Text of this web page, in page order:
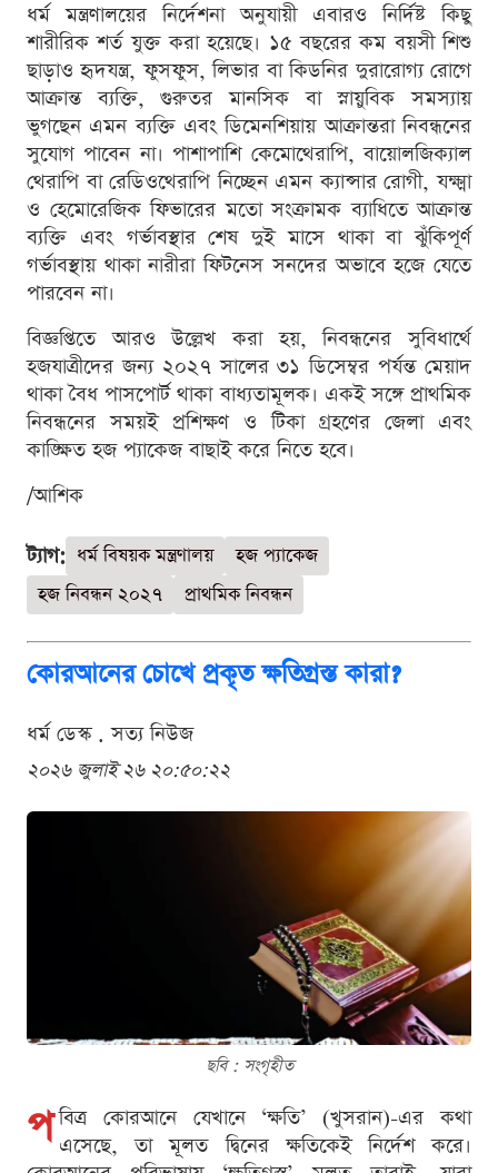
ধর্ম মন্ত্রণালয়ের নির্দেশনা অনুযায়ী এবারও নির্দিষ্ট কিছু
শারীরিক শর্ত যুক্ত করা হয়েছে। ১৫ বছরের কম বয়সী শিশু
ছাড়াও হৃদযন্ত্র, ফুসফুস, লিভার বা কিডনির দুরারোগ্য রোগে
আক্রান্ত ব্যক্তি, গুরুতর মানসিক বা স্নায়ুবিক সমস্যায়
ভুগছেন এমন ব্যক্তি এবং ডিমেনশিয়ায় আক্রান্তরা নিবন্ধনের
সুযোগ পাবেন না। পাশাপাশি কেমোথেরাপি, বায়োলজিক্যাল
থেরাপি বা রেডিওথেরাপি নিচ্ছেন এমন ক্যান্সার রোগী, যক্ষ্মা
ও হেমোরেজিক ফিভারের মতো সংক্রামক ব্যাধিতে আক্রান্ত
ব্যক্তি এবং গর্ভাবস্থার শেষ দুই মাসে থাকা বা ঝুঁকিপূর্ণ
গর্ভাবস্থায় থাকা নারীরা ফিটনেস সনদের অভাবে হজে যেতে
পারবেন না।
বিজ্ঞপ্তিতে আরও উল্লেখ করা হয়, নিবন্ধনের সুবিধার্থে
হজযাত্রীদের জন্য ২০২৭ সালের ৩১ ডিসেম্বর পর্যন্ত মেয়াদ
থাকা বৈধ পাসপোর্ট থাকা বাধ্যতামূলক। একই সঙ্গে প্রাথমিক
নিবন্ধনের সময়ই প্রশিক্ষণ ও টিকা গ্রহণের জেলা এবং
কাঙ্ক্ষিত হজ প্যাকেজ বাছাই করে নিতে হবে।
/আশিক
ট্যাগ: ধর্ম বিষয়ক মন্ত্রণালয়
হজ প্যাকেজ
হজ নিবন্ধন ২০২৭
প্রাথমিক নিবন্ধন
কোরআনের চোখে প্রকৃত ক্ষতিগ্রস্ত কারা?
ধর্ম ডেস্ক . সত্য নিউজ
২০২৬ জুলাই ২৬ ২০:৫০:২২
ছবি : সংগৃহীত
প বিত্র কোরআনে যেখানে ‘ক্ষতি’ (খুসরান)-এর কথা
এসেছে, তা মূলত দ্বিনের ক্ষতিকেই নির্দেশ করে।